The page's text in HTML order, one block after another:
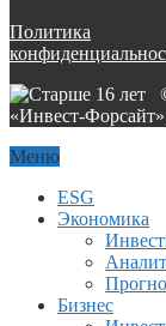
Политика
«Инвест-
Меню
ESG
Экономика
Бизнес